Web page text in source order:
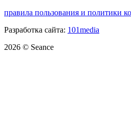
правила пользования и политики
Разработка сайта: 101media
2026 © Seance